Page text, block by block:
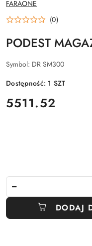
PRODUCENTA:
FARAONE
(0)
PODEST
Symbol: DR SM300
Dostępność: 1 SZT
cena:
5511.52
DODAJ